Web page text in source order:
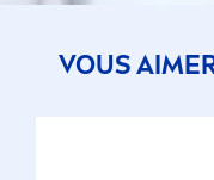
VOUS